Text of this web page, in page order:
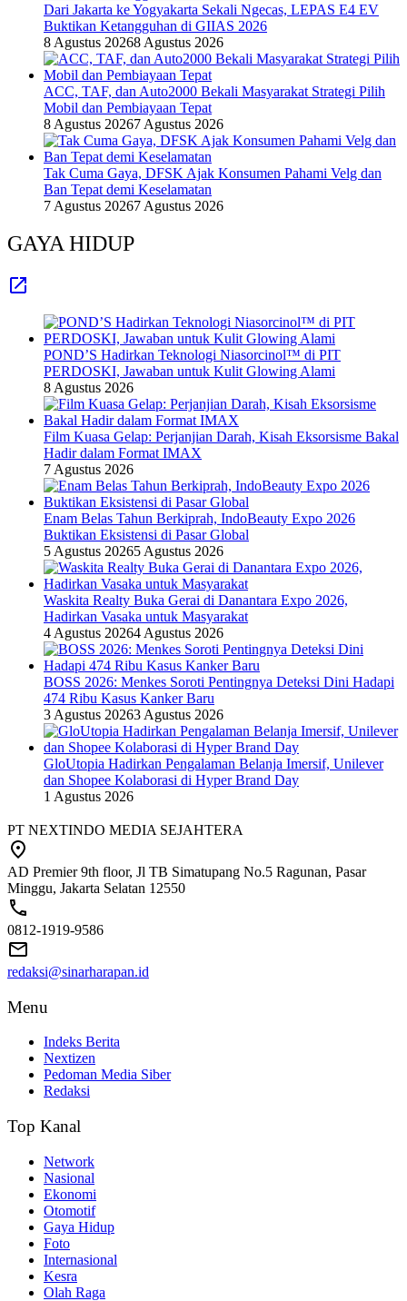
Dari Jakarta ke Yogyakarta Sekali Ngecas, LEPAS E4 EV
Buktikan Ketangguhan di GIIAS 2026
8 Agustus 20268 Agustus 2026
ACC, TAF, dan Auto2000 Bekali Masyarakat Strategi Pilih
Mobil dan Pembiayaan Tepat
8 Agustus 20267 Agustus 2026
Tak Cuma Gaya, DFSK Ajak Konsumen Pahami Velg dan
Ban Tepat demi Keselamatan
7 Agustus 20267 Agustus 2026
GAYA HIDUP
POND’S Hadirkan Teknologi Niasorcinol™ di PIT
PERDOSKI, Jawaban untuk Kulit Glowing Alami
8 Agustus 2026
Film Kuasa Gelap: Perjanjian Darah, Kisah Eksorsisme Bakal
Hadir dalam Format IMAX
7 Agustus 2026
Enam Belas Tahun Berkiprah, IndoBeauty Expo 2026
Buktikan Eksistensi di Pasar Global
5 Agustus 20265 Agustus 2026
Waskita Realty Buka Gerai di Danantara Expo 2026,
Hadirkan Vasaka untuk Masyarakat
4 Agustus 20264 Agustus 2026
BOSS 2026: Menkes Soroti Pentingnya Deteksi Dini Hadapi
474 Ribu Kasus Kanker Baru
3 Agustus 20263 Agustus 2026
GloUtopia Hadirkan Pengalaman Belanja Imersif, Unilever
dan Shopee Kolaborasi di Hyper Brand Day
1 Agustus 2026
PT NEXTINDO MEDIA SEJAHTERA
AD Premier 9th floor, Jl TB Simatupang No.5 Ragunan, Pasar
Minggu, Jakarta Selatan 12550
0812-1919-9586
redaksi@sinarharapan.id
Menu
Indeks Berita
Nextizen
Pedoman Media Siber
Redaksi
Top Kanal
Network
Nasional
Ekonomi
Otomotif
Gaya Hidup
Foto
Internasional
Kesra
Olah Raga